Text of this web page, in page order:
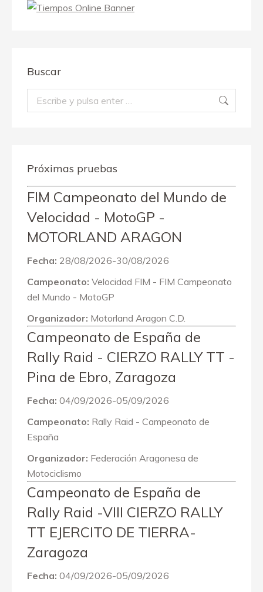
Buscar
Buscar:
Próximas pruebas
FIM Campeonato del Mundo de
Velocidad - MotoGP -
MOTORLAND ARAGON
Fecha: 28/08/2026-30/08/2026
Campeonato: Velocidad FIM - FIM Campeonato
del Mundo - MotoGP
Organizador: Motorland Aragon C.D.
Campeonato de España de
Rally Raid - CIERZO RALLY TT -
Pina de Ebro, Zaragoza
Fecha: 04/09/2026-05/09/2026
Campeonato: Rally Raid - Campeonato de
España
Organizador: Federación Aragonesa de
Motociclismo
Campeonato de España de
Rally Raid -VIII CIERZO RALLY
TT EJERCITO DE TIERRA-
Zaragoza
Fecha: 04/09/2026-05/09/2026